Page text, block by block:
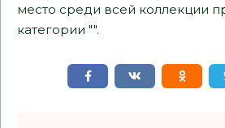
место среди всей коллекции
категории "".